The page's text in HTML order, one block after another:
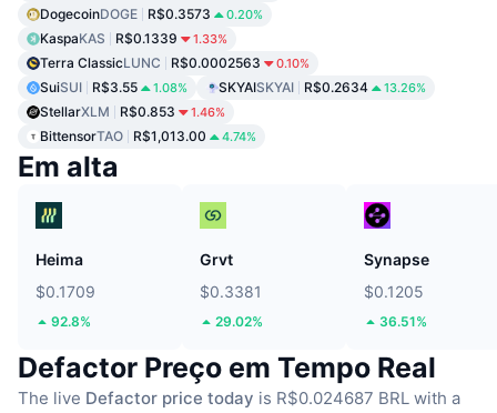
DogecoinDOGE R$0.3573 0.20%
KaspaKAS R$0.1339 1.33%
Terra ClassicLUNC R$0.0002563 0.10%
SuiSUI R$3.55 1.08% SKYAISKYAI R$0.2634 13.26%
StellarXLM R$0.853 1.46%
BittensorTAO R$1,013.00 4.74%
Em alta
Heima
$0.1709
92.8%
Grvt
$0.3381
29.02%
Synapse
$0.1205
36.51%
Defactor Preço em Tempo Real
The live Defactor price today is R$0.024687 BRL with a